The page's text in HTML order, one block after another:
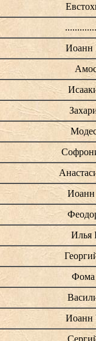
Иоанн
Илья
Фома
Иоанн